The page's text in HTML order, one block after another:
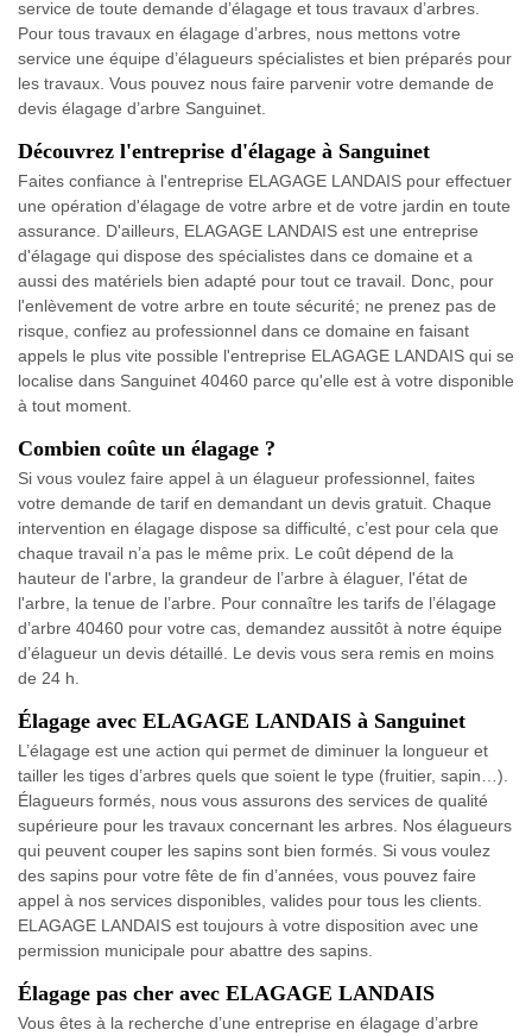
service de toute demande d’élagage et tous travaux d’arbres.
Pour tous travaux en élagage d’arbres, nous mettons votre
service une équipe d’élagueurs spécialistes et bien préparés pour
les travaux. Vous pouvez nous faire parvenir votre demande de
devis élagage d’arbre Sanguinet.
Découvrez l'entreprise d'élagage à Sanguinet
Faites confiance à l'entreprise ELAGAGE LANDAIS pour effectuer
une opération d'élagage de votre arbre et de votre jardin en toute
assurance. D'ailleurs, ELAGAGE LANDAIS est une entreprise
d'élagage qui dispose des spécialistes dans ce domaine et a
aussi des matériels bien adapté pour tout ce travail. Donc, pour
l'enlèvement de votre arbre en toute sécurité; ne prenez pas de
risque, confiez au professionnel dans ce domaine en faisant
appels le plus vite possible l'entreprise ELAGAGE LANDAIS qui se
localise dans Sanguinet 40460 parce qu'elle est à votre disponible
à tout moment.
Combien coûte un élagage ?
Si vous voulez faire appel à un élagueur professionnel, faites
votre demande de tarif en demandant un devis gratuit. Chaque
intervention en élagage dispose sa difficulté, c’est pour cela que
chaque travail n’a pas le même prix. Le coût dépend de la
hauteur de l'arbre, la grandeur de l’arbre à élaguer, l'état de
l'arbre, la tenue de l’arbre. Pour connaître les tarifs de l’élagage
d’arbre 40460 pour votre cas, demandez aussitôt à notre équipe
d’élagueur un devis détaillé. Le devis vous sera remis en moins
de 24 h.
Élagage avec ELAGAGE LANDAIS à Sanguinet
L’élagage est une action qui permet de diminuer la longueur et
tailler les tiges d’arbres quels que soient le type (fruitier, sapin…).
Élagueurs formés, nous vous assurons des services de qualité
supérieure pour les travaux concernant les arbres. Nos élagueurs
qui peuvent couper les sapins sont bien formés. Si vous voulez
des sapins pour votre fête de fin d’années, vous pouvez faire
appel à nos services disponibles, valides pour tous les clients.
ELAGAGE LANDAIS est toujours à votre disposition avec une
permission municipale pour abattre des sapins.
Élagage pas cher avec ELAGAGE LANDAIS
Vous êtes à la recherche d’une entreprise en élagage d’arbre